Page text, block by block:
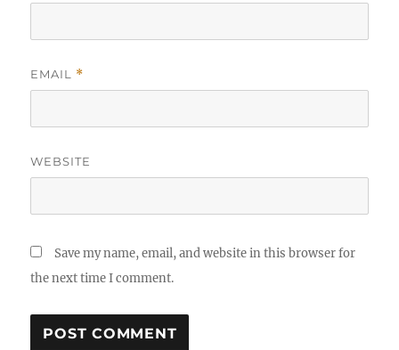
EMAIL *
WEBSITE
Save my name, email, and website in this browser for
the next time I comment.